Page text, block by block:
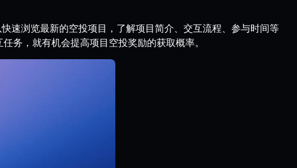
速浏览最新的空投项目，了解项目简介、交互流程、参与时间等
务，就有机会提高项目空投奖励的获取概率。